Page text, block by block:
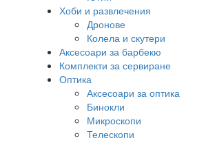
Хоби и развлечения
Дронове
Колела и скутери
Аксесоари за барбекю
Комплекти за сервиране
Оптика
Аксесоари за оптика
Бинокли
Микроскопи
Телескопи